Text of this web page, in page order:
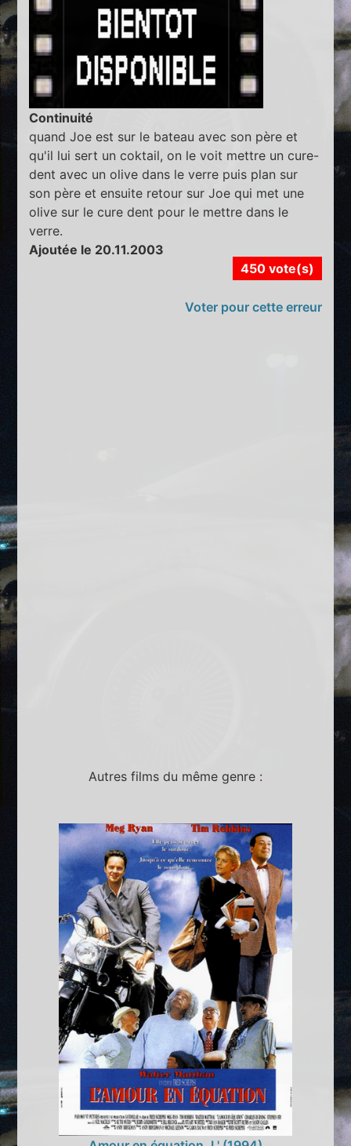
Continuité
quand Joe est sur le bateau avec son père et
qu'il lui sert un coktail, on le voit mettre un cure-
dent avec un olive dans le verre puis plan sur
son père et ensuite retour sur Joe qui met une
olive sur le cure dent pour le mettre dans le
verre.
Ajoutée le 20.11.2003
450 vote(s)
Voter pour cette erreur
Autres films du même genre :